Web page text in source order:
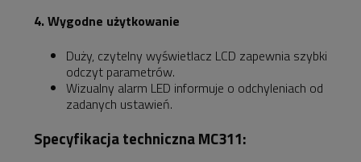
4. Wygodne użytkowanie
Duży, czytelny wyświetlacz LCD zapewnia szybki
odczyt parametrów.
Wizualny alarm LED informuje o odchyleniach od
zadanych ustawień.
Specyfikacja techniczna MC311: